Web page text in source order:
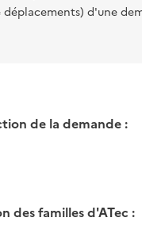
d'une
de la demande :
des familles d'ATec :